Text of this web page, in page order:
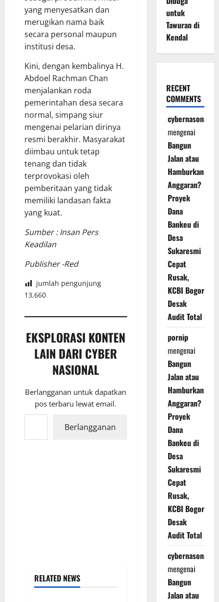
yang menyesatkan dan
merugikan nama baik
secara personal maupun
institusi desa.
Kini, dengan kembalinya H.
Abdoel Rachman Chan
menjalankan roda
pemerintahan desa secara
normal, simpang siur
mengenai pelarian dirinya
resmi berakhir. Masyarakat
diimbau untuk tetap
tenang dan tidak
terprovokasi oleh
pemberitaan yang tidak
memiliki landasan fakta
yang kuat.
Sumber : Insan Pers
Keadilan
Publisher -Red
jumlah pengunjung
13,660
EKSPLORASI KONTEN
LAIN DARI CYBER
NASIONAL
Berlangganan untuk dapatkan
pos terbaru lewat email.
Ketikkan email Anda...
Berlangganan
RELATED NEWS
untuk
Tawuran di
Kendal
RECENT
COMMENTS
cybernasonal
mengenai
Bangun
Jalan atau
Hamburkan
Anggaran?
Proyek
Dana
Bankeu di
Desa
Sukaresmi
Cepat
Rusak,
KCBI Bogor
Desak
Audit Total
pornip
mengenai
Bangun
Jalan atau
Hamburkan
Anggaran?
Proyek
Dana
Bankeu di
Desa
Sukaresmi
Cepat
Rusak,
KCBI Bogor
Desak
Audit Total
cybernasonal
mengenai
Bangun
Jalan atau